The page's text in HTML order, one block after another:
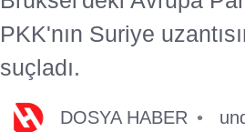
PKK'nın Suriye
suçladı.
DOSYA HABER